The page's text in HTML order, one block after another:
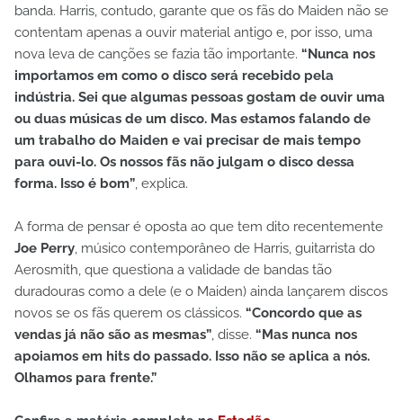
banda. Harris, contudo, garante que os fãs do Maiden não se
contentam apenas a ouvir material antigo e, por isso, uma
nova leva de canções se fazia tão importante. “Nunca nos
importamos em como o disco será recebido pela
indústria. Sei que algumas pessoas gostam de ouvir uma
ou duas músicas de um disco. Mas estamos falando de
um trabalho do Maiden e vai precisar de mais tempo
para ouvi-lo. Os nossos fãs não julgam o disco dessa
forma. Isso é bom” , explica.
A forma de pensar é oposta ao que tem dito recentemente
Joe Perry , músico contemporâneo de Harris, guitarrista do
Aerosmith, que questiona a validade de bandas tão
duradouras como a dele (e o Maiden) ainda lançarem discos
novos se os fãs querem os clássicos. “Concordo que as
vendas já não são as mesmas” , disse. “Mas nunca nos
apoiamos em hits do passado. Isso não se aplica a nós.
Olhamos para frente.”